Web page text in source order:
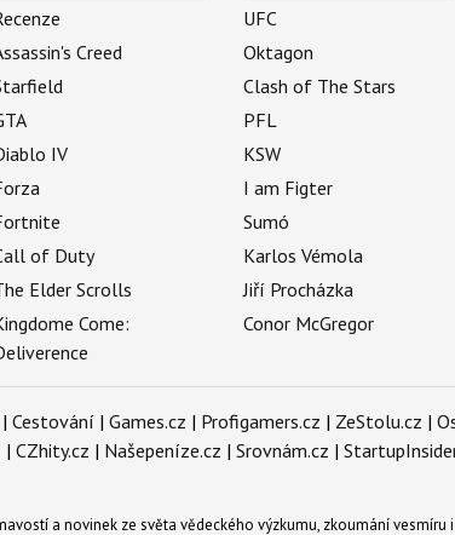
Creed
IV
of Duty
Elder Scrolls
Come:
UFC
Oktagon
Clash of The Stars
PFL
KSW
I am Figter
Sumó
Karlos Vémola
Jiří Procházka
Conor McGregor
Cestování | Games.cz | Profigamers.cz | ZeStolu.cz |
| CZhity.cz | Našepeníze.cz | Srovnám.cz |
a novinek ze světa vědeckého výzkumu, zkoumání